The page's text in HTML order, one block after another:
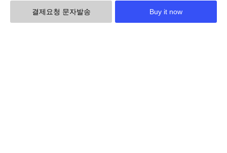
결제요청 문자발송 Buy it now